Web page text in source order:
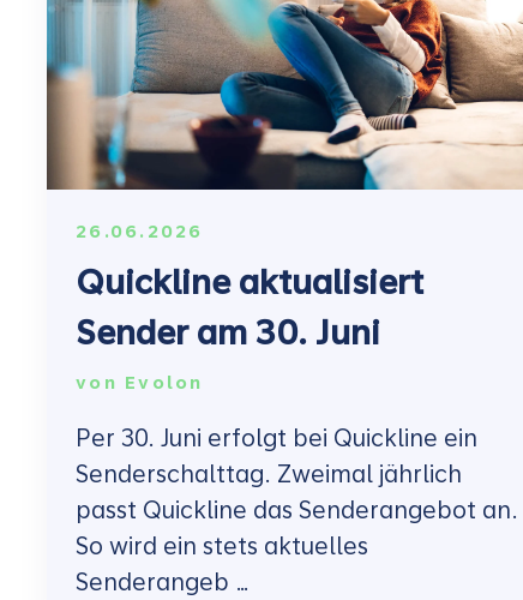
26.06.2026
Quickline aktualisiert
Sender am 30. Juni
von Evolon
Per 30. Juni erfolgt bei Quickline ein
Senderschalttag. Zweimal jährlich
passt Quickline das Senderangebot an.
So wird ein stets aktuelles
Senderangeb …